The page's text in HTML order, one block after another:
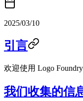
2025/03/10
引言
欢迎使用 Logo
我们收集的信